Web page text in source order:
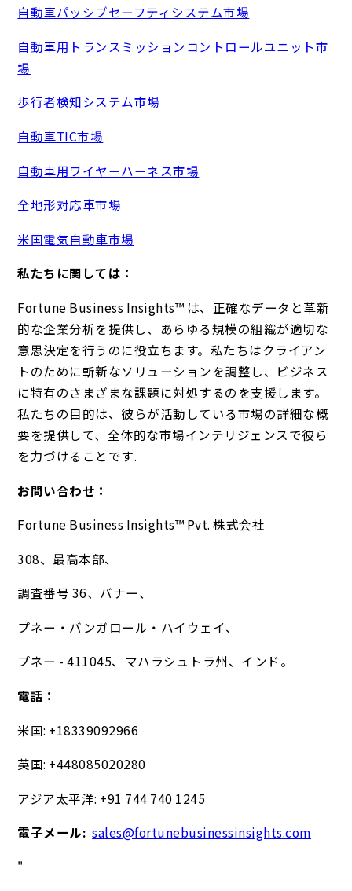
自動車パッシブセーフティシステム市場
自動車用トランスミッションコントロールユニット市
場
歩行者検知システム市場
自動車TIC市場
自動車用ワイヤーハーネス市場
全地形対応車市場
米国電気自動車市場
私たちに関しては：
Fortune Business Insights™ は、正確なデータと革新
的な企業分析を提供し、あらゆる規模の組織が適切な
意思決定を行うのに役立ちます。私たちはクライアン
トのために斬新なソリューションを調整し、ビジネス
に特有のさまざまな課題に対処するのを支援します。
私たちの目的は、彼らが活動している市場の詳細な概
要を提供して、全体的な市場インテリジェンスで彼ら
を力づけることです.
お問い合わせ：
Fortune Business Insights™ Pvt. 株式会社
308、最高本部、
調査番号 36、バナー、
プネー・バンガロール・ハイウェイ、
プネー - 411045、マハラシュトラ州、インド。
電話：
米国: +18339092966
英国: +448085020280
アジア太平洋: +91 744 740 1245
電子メール: sales@fortunebusinessinsights.com
"